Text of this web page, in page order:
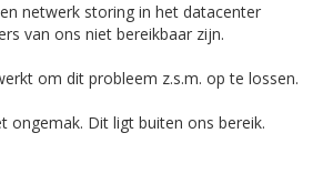
netwerk storing in het datacenter
van ons niet bereikbaar zijn.
om dit probleem z.s.m. op te lossen.
ongemak. Dit ligt buiten ons bereik.